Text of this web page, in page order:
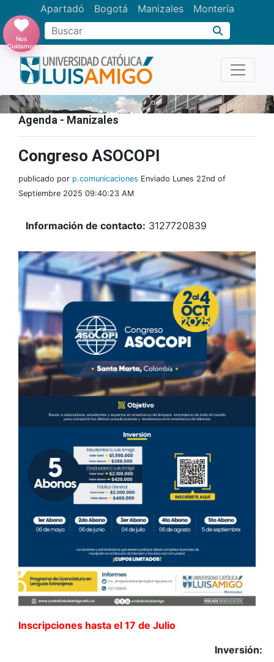
Apartadó Bogotá Manizales Montería
Buscar
Nos
Cuidamos
Agenda - Manizales
Congreso ASOCOPI
publicado por p.comunicaciones Enviado Lunes 22nd of
Septiembre 2025 09:40:23 AM
Información de contacto: 3127720839
Inscripciones hasta el 17 de Julio
Inversión: